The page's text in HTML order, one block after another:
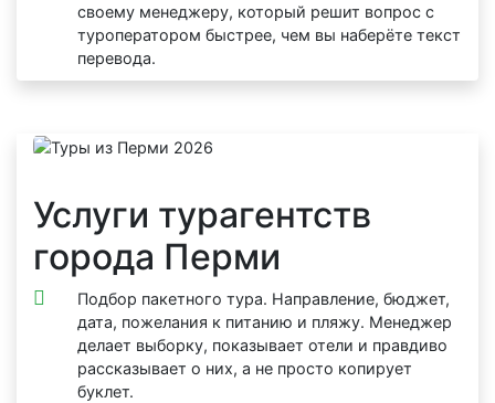
своему менеджеру, который решит вопрос с
туроператором быстрее, чем вы наберёте текст
перевода.
Услуги турагентств
города Перми
Подбор пакетного тура. Направление, бюджет,
дата, пожелания к питанию и пляжу. Менеджер
делает выборку, показывает отели и правдиво
рассказывает о них, а не просто копирует
буклет.